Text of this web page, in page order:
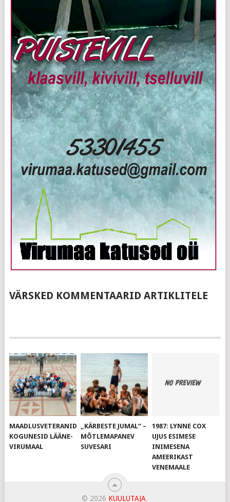
VÄRSKED KOMMENTAARID ARTIKLITELE
MAADLUSVETERANID
KOGUNESID LÄÄNE-
VIRUMAAL
„KÄRBESTE JUMAL“ –
MÕTLEMAPANEV
SUVESARI
1987: LYNNE COX
UJUS ESIMESE
INIMESENA
AMEERIKAST
VENEMAALE
© 2026 KUULUTAJA.